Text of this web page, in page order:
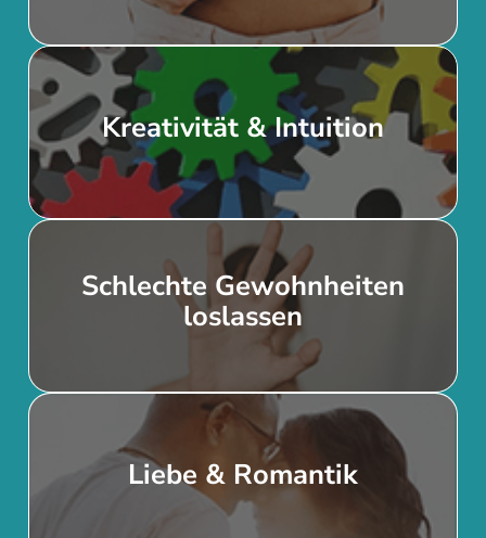
Kreativität & Intuition
Inneres Genie freisetzen
Schlechte Gewohnheiten
loslassen
Schlechte Gewohnheiten
dauerhaft ablegen
Liebe & Romantik
Liebe und gesunde Beziehungen
anziehen